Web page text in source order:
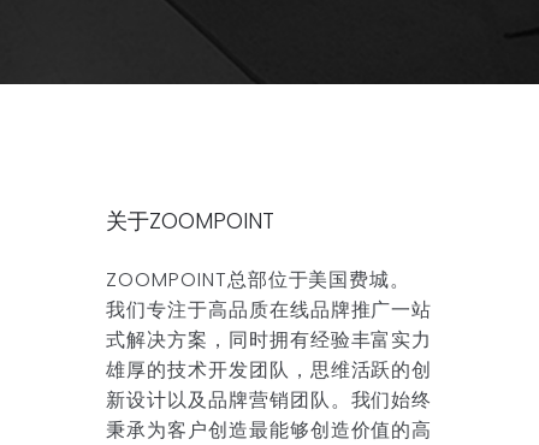
关于ZOOMPOINT
ZOOMPOINT总部位于美国费城。
我们专注于高品质在线品牌推广一站
式解决方案，同时拥有经验丰富实力
雄厚的技术开发团队，思维活跃的创
新设计以及品牌营销团队。我们始终
秉承为客户创造最能够创造价值的高